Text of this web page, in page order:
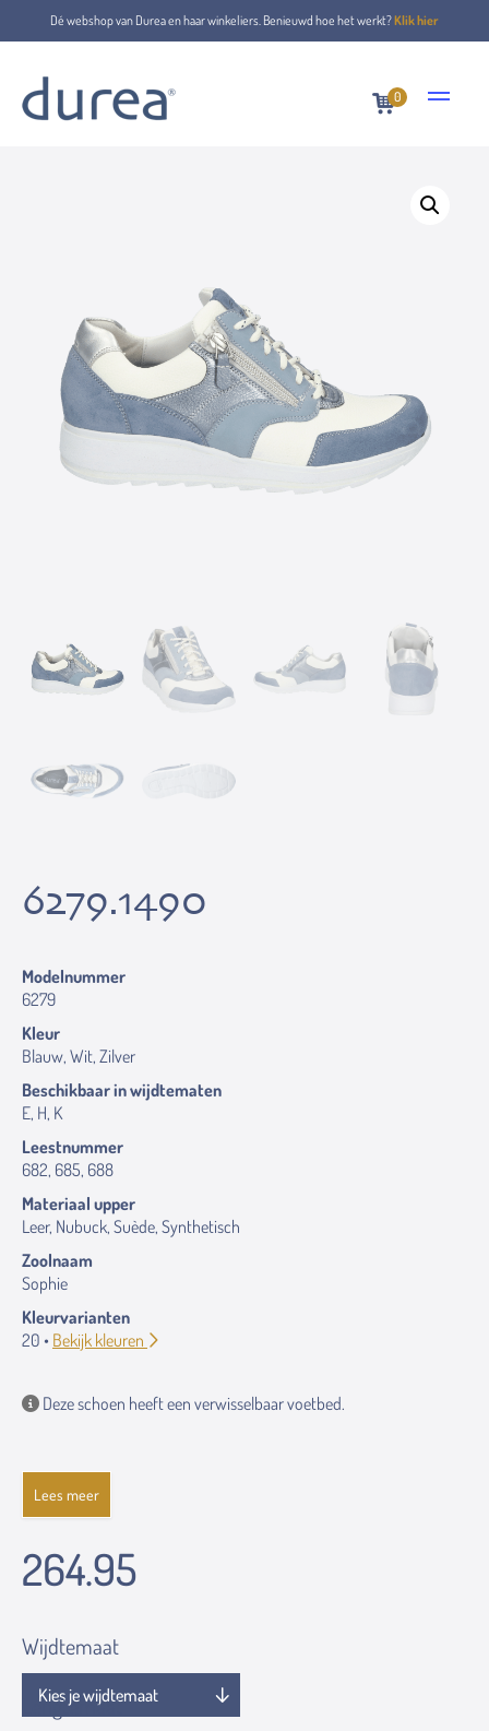
Dé webshop van Durea en haar winkeliers. Benieuwd hoe het werkt?Klik hier
0
Home Veterschoenen
6279.1490
Modelnummer
6279
Kleur
Blauw, Wit, Zilver
Beschikbaar in wijdtematen
E, H, K
Leestnummer
682, 685, 688
Materiaal upper
Leer, Nubuck, Suède, Synthetisch
Zoolnaam
Sophie
Kleurvarianten
20 • Bekijk kleuren
Deze schoen heeft een verwisselbaar voetbed.
Lees meer
264.95
Wijdtemaat
Lengtemaat